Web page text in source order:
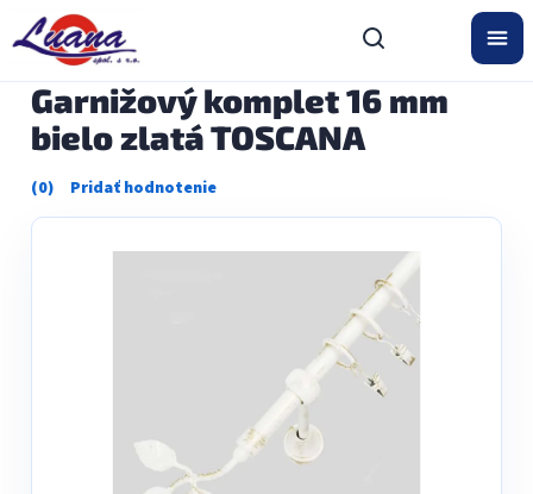
obsah
Garnižový komplet 16 mm
bielo zlatá TOSCANA
Priemerné
hodnotenie